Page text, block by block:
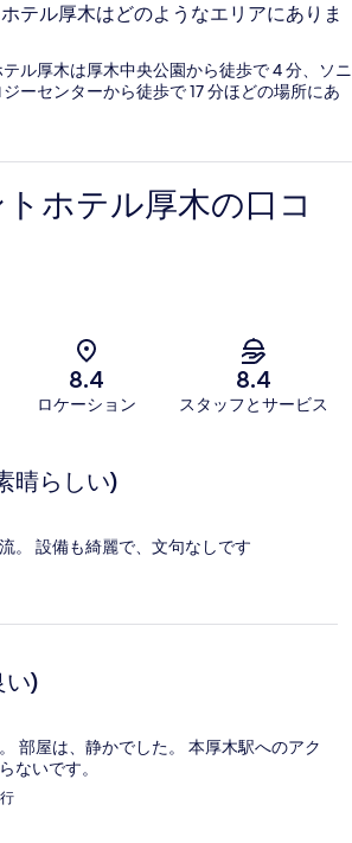
テル厚木はどのようなエリアにありま
ル厚木は厚木中央公園から徒歩で 4 分、ソニ
ーセンターから徒歩で 17 分ほどの場所にあ
ホテル厚木の口コ
8.4
ロケーション
8.4
スタッフとサービス
晴らしい)
。 設備も綺麗で、文句なしです
い)
部屋は、静かでした。 本厚木駅へのアク
ないです。